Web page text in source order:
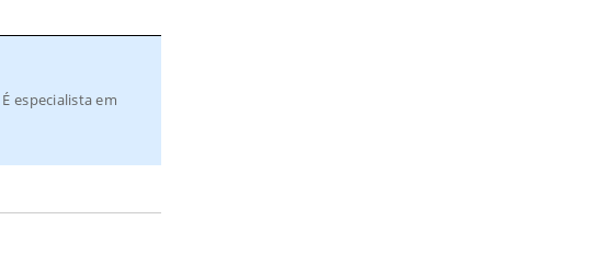
especialista em